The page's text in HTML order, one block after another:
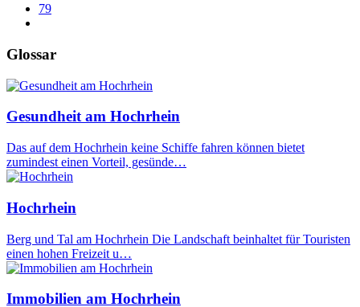
79
Glossar
Gesundheit am Hochrhein
Das auf dem Hochrhein keine Schiffe fahren können bietet
zumindest einen Vorteil, gesünde…
Hochrhein
Berg und Tal am Hochrhein Die Landschaft beinhaltet für Touristen
einen hohen Freizeit u…
Immobilien am Hochrhein